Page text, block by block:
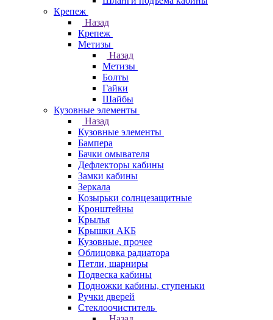
Крепеж
Назад
Крепеж
Метизы
Назад
Метизы
Болты
Гайки
Шайбы
Кузовные элементы
Назад
Кузовные элементы
Бампера
Бачки омывателя
Дефлекторы кабины
Замки кабины
Зеркала
Козырьки солнцезащитные
Кронштейны
Крылья
Крышки АКБ
Кузовные, прочее
Облицовка радиатора
Петли, шарниры
Подвеска кабины
Подножки кабины, ступеньки
Ручки дверей
Стеклоочиститель